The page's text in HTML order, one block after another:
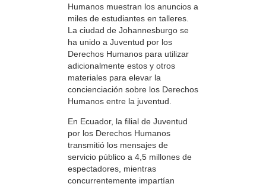
Humanos muestran los anuncios a
miles de estudiantes en talleres.
La ciudad de Johannesburgo se
ha unido a Juventud por los
Derechos Humanos para utilizar
adicionalmente estos y otros
materiales para elevar la
concienciación sobre los Derechos
Humanos entre la juventud.
En Ecuador, la filial de Juventud
por los Derechos Humanos
transmitió los mensajes de
servicio público a 4,5 millones de
espectadores, mientras
concurrentemente impartían